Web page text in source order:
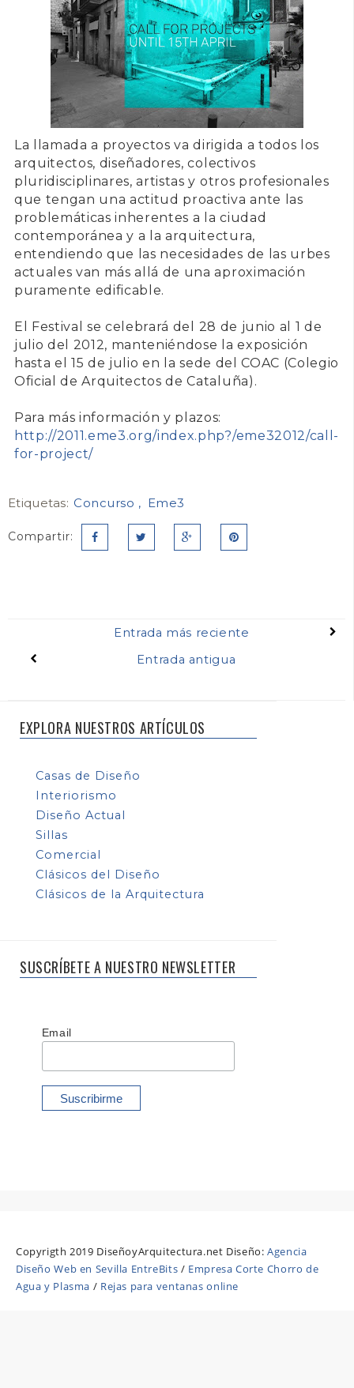
La llamada a proyectos va dirigida a todos los
arquitectos, diseñadores, colectivos
pluridisciplinares, artistas y otros profesionales
que tengan una actitud proactiva ante las
problemáticas inherentes a la ciudad
contemporánea y a la arquitectura,
entendiendo que las necesidades de las urbes
actuales van más allá de una aproximación
puramente edificable.
El Festival se celebrará del 28 de junio al 1 de
julio del 2012, manteniéndose la exposición
hasta el15 de julio en la sede del COAC (Colegio
Oficial de Arquitectos de Cataluña) .
Para más información y plazos:
http://2011.eme3.org/index.php?/eme32012/call-
for-project/
Etiquetas: Concurso Eme3
Compartir:
Entrada más reciente
Entrada antigua
EXPLORA NUESTROS ARTÍCULOS
Casas de Diseño
Interiorismo
Diseño Actual
Sillas
Comercial
Clásicos del Diseño
Clásicos de la Arquitectura
SUSCRÍBETE A NUESTRO NEWSLETTER
Email
Copyrigth 2019 DiseñoyArquitectura.net Diseño:Agencia
Diseño Web en Sevilla EntreBits / Empresa Corte Chorro de
Agua y Plasma / Rejas para ventanas online